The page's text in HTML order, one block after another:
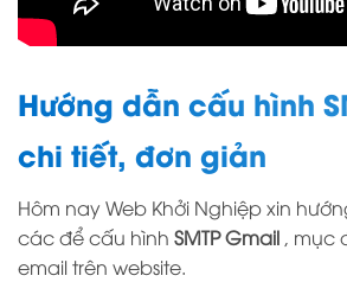
Hướng dẫn cấu hình
chi tiết, đơn giản
Hôm nay Web Khởi Nghiệp xin
các để cấu hình SMTP Gmail , mục
email trên website.